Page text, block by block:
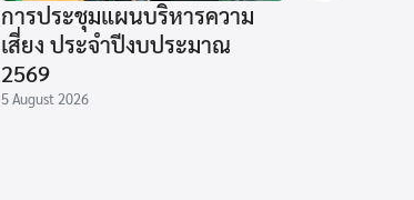
การประชุมแผนบริหารความ
เสี่ยง ประจำปีงบประมาณ
2569
5 August 2026